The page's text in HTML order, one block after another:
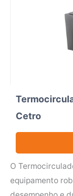
Cetro
O
equipamento